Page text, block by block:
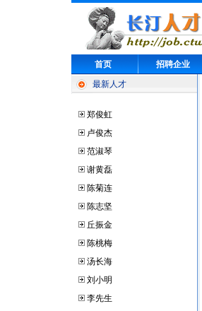
首页 招聘企业
最新人才
郑俊虹
卢俊杰
范淑琴
谢黄磊
陈菊连
陈志坚
丘振金
陈桃梅
汤长海
刘小明
李先生